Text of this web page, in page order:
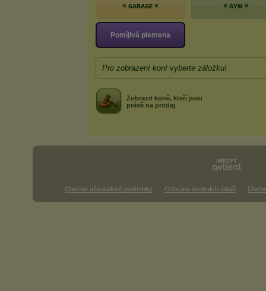
× ɢᴀʀᴀɢᴇ × × ɢʏᴍ ×
Pomíjivá plemena
Pro zobrazení koní vyberte záložku!
Zobrazit koně, kteří jsou
právě na prodej
Obecné uživatelské podmínky Ochrana osobních údajů